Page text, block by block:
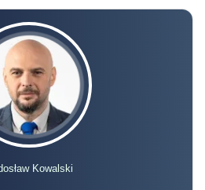
Kowalski